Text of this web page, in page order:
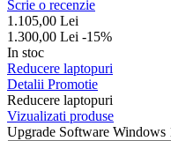
Scrie o recenzie
1.105,00 Lei
1.300,00 Lei -15%
In stoc
Reducere laptopuri
Detalii Promotie
Reducere laptopuri
Vizualizati produse
Upgrade Software Windows